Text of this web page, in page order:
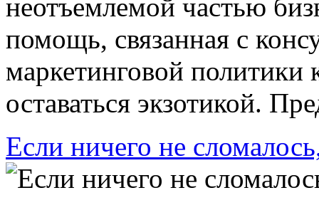
неотъемлемой частью
помощь, связанная с
маркетинговой политики
оставаться экзотикой.
Если ничего не